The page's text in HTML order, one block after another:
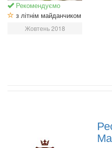
Рекомендуємо
з літнім майданчиком
Жовтень 2018